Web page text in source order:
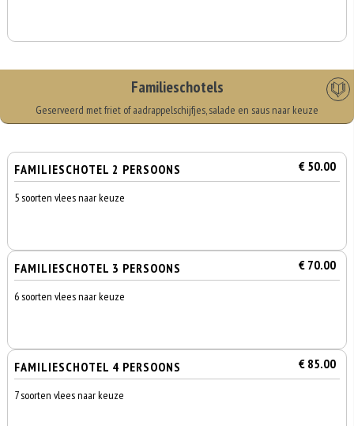
Familieschotels
Geserveerd met friet of aadrappelschijfjes, salade en saus naar keuze
FAMILIESCHOTEL 2 PERSOONS € 50.00
5 soorten vlees naar keuze
FAMILIESCHOTEL 3 PERSOONS € 70.00
6 soorten vlees naar keuze
FAMILIESCHOTEL 4 PERSOONS € 85.00
7 soorten vlees naar keuze